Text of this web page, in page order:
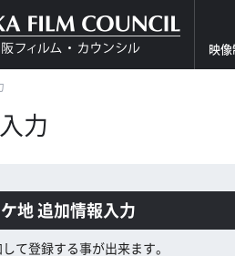
映
力
地 追加情報入力
て登録する事が出来ます。